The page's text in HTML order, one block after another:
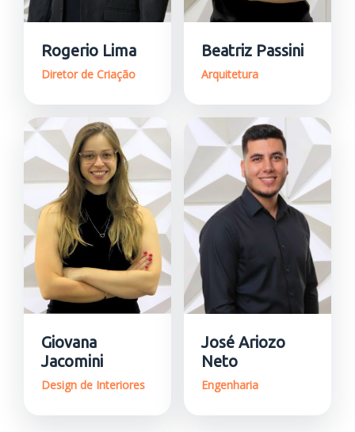
Rogerio Lima
Diretor de Criação
Beatriz Passini
Arquitetura
Giovana
Jacomini
Design de Interiores
José Ariozo
Neto
Engenharia